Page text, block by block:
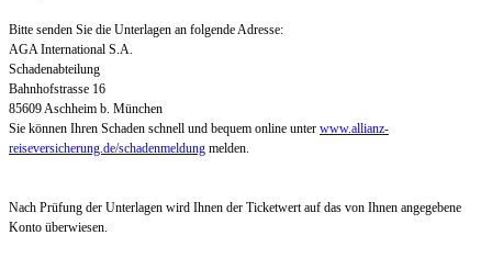
Bitte senden Sie die Unterlagen an folgende Adresse:
AGA International S.A.
Schadenabteilung
Bahnhofstrasse 16
85609 Aschheim b. München
Sie können Ihren Schaden schnell und bequem online unter www.allianz-
reiseversicherung.de/schadenmeldung melden.
Nach Prüfung der Unterlagen wird Ihnen der Ticketwert auf das von Ihnen angegebene
Konto überwiesen.